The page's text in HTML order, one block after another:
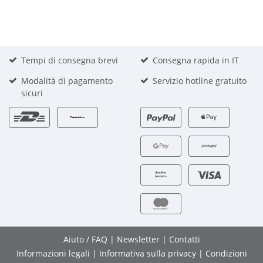
Tempi di consegna brevi
Consegna rapida in IT
Modalità di pagamento
sicuri
Servizio hotline gratuito
Aiuto / FAQ | Newsletter | Contatti
Informazioni legali | Informativa sulla privacy | Condizioni